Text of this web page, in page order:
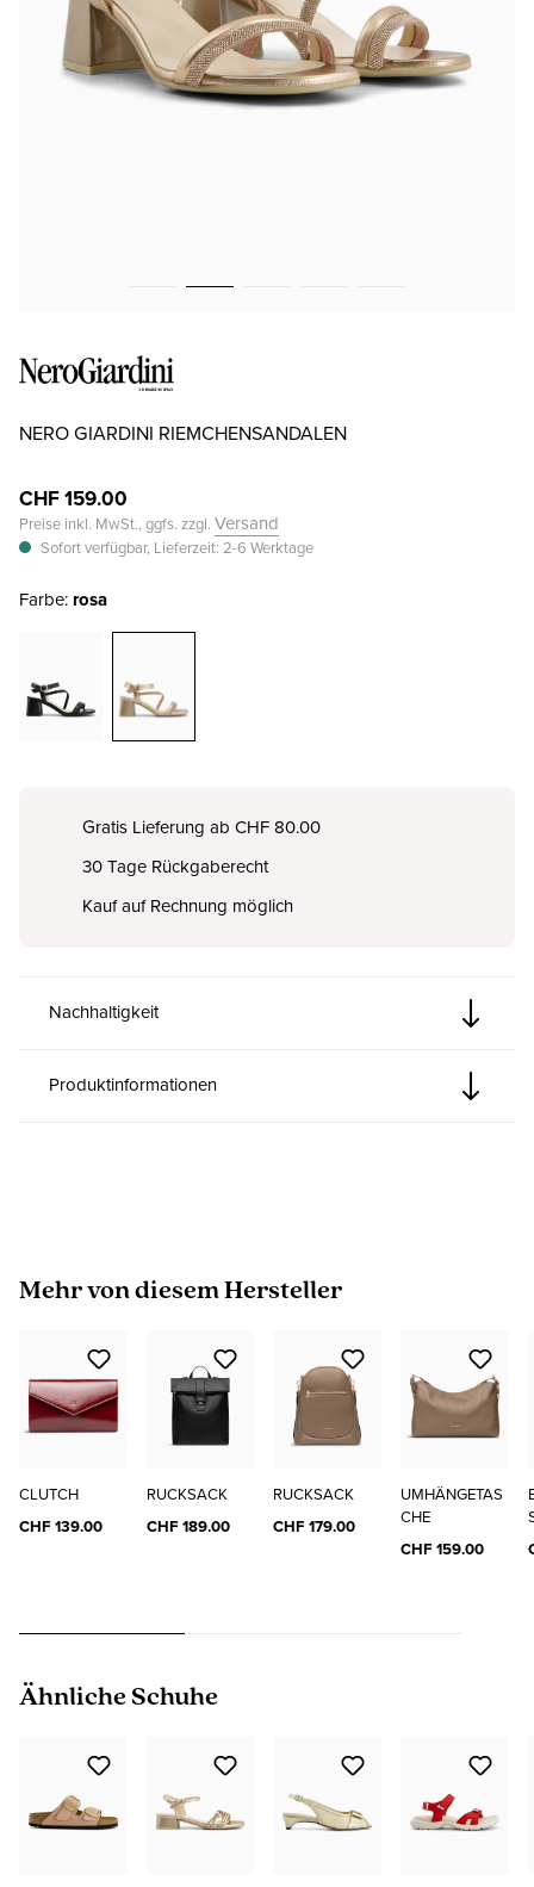
NERO GIARDINI RIEMCHENSANDALEN
CHF 159.00
Preise inkl. MwSt., ggfs. zzgl. Versand
Sofort verfügbar, Lieferzeit: 2-6 Werktage
Farbe: rosa
Gratis Lieferung ab CHF 80.00
30 Tage Rückgaberecht
Kauf auf Rechnung möglich
Nachhaltigkeit
Produktinformationen
Produktgalerie überspringen
Mehr von diesem Hersteller
CLUTCH
CHF 139.00
RUCKSACK
CHF 189.00
RUCKSACK
CHF 179.00
UMHÄNGETAS
CHE
CHF 159.00
Produktgalerie überspringen
Ähnliche Schuhe